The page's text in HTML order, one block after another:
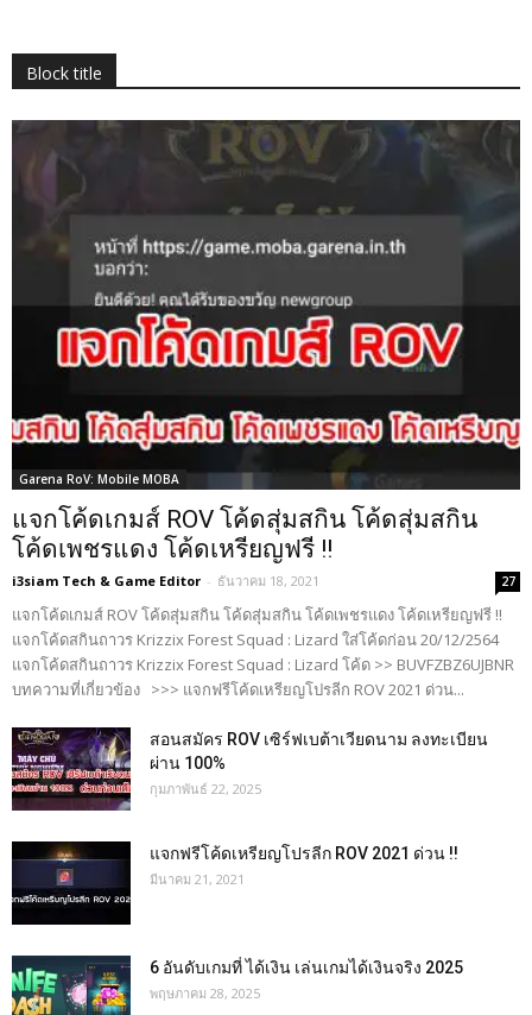
Block title
Garena RoV: Mobile MOBA
แจกโค้ดเกมส์ ROV โค้ดสุ่มสกิน โค้ดสุ่มสกิน
โค้ดเพชรแดง โค้ดเหรียญฟรี !!
i3siam Tech & Game Editor - ธันวาคม 18, 2021 27
แจกโค้ดเกมส์ ROV โค้ดสุ่มสกิน โค้ดสุ่มสกิน โค้ดเพชรแดง โค้ดเหรียญฟรี !!
แจกโค้ดสกินถาวร Krizzix Forest Squad : Lizard ใส่โค้ดก่อน 20/12/2564
แจกโค้ดสกินถาวร Krizzix Forest Squad : Lizard โค้ด >> BUVFZBZ6UJBNR
บทความที่เกี่ยวข้อง >>> แจกฟรีโค้ดเหรียญโปรลีก ROV 2021 ด่วน...
สอนสมัคร ROV เซิร์ฟเบต้าเวียดนาม ลงทะเบียน
ผ่าน 100%
กุมภาพันธ์ 22, 2025
แจกฟรีโค้ดเหรียญโปรลีก ROV 2021 ด่วน !!
มีนาคม 21, 2021
6 อันดับเกมที่ ได้เงิน เล่นเกมได้เงินจริง 2025
พฤษภาคม 28, 2025